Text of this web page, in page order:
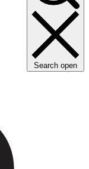
Search open